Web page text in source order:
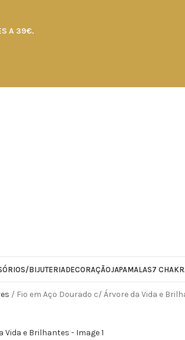
A 39€.
BIJUTERIADECORAÇÃOJAPAMALAS7
Fio em Aço Dourado c/ Árvore da Vida e